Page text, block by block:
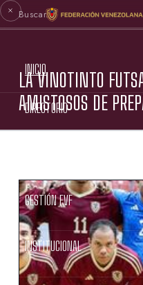
INICIO
DIRECTORIO
GESTIÓN FVF
INSTITUCIONAL
LA VINOTINTO
AMISTOSOS DE